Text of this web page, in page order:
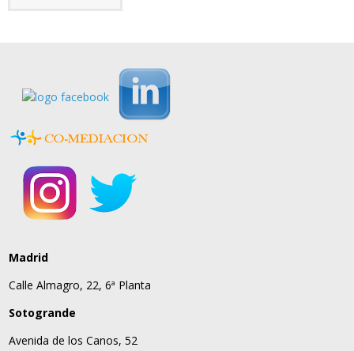
Madrid
Calle Almagro, 22, 6ª Planta
Sotogrande
Avenida de los Canos, 52